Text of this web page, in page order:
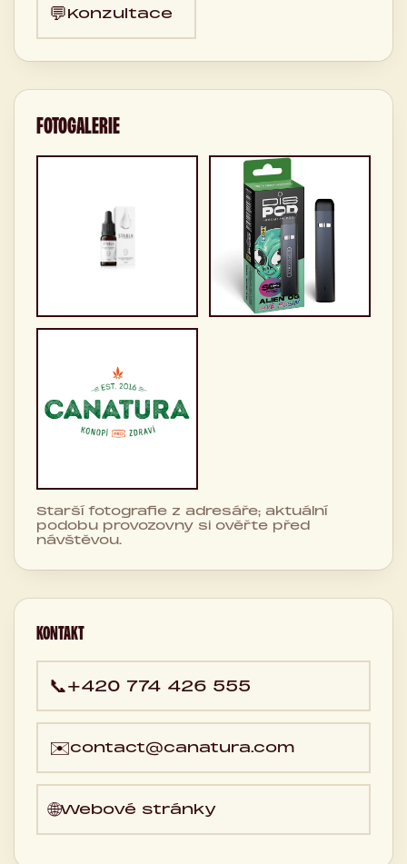
💬Konzultace
FOTOGALERIE
Starší fotografie z adresáře; aktuální
podobu provozovny si ověřte před
návštěvou.
KONTAKT
📞+420 774 426 555
✉️contact@canatura.com
🌐Webové stránky